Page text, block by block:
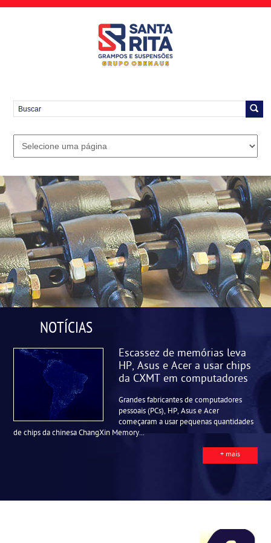
NOTÍCIAS
Escassez de memórias leva
HP, Asus e Acer a usar chips
da CXMT em computadores
Grandes fabricantes de computadores
pessoais (PCs), HP, Asus e Acer
começaram a usar pequenas quantidades
de chips da chinesa ChangXin Memory...
+ mais